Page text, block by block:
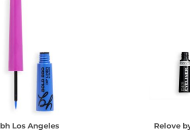
bh Los Angeles Relove